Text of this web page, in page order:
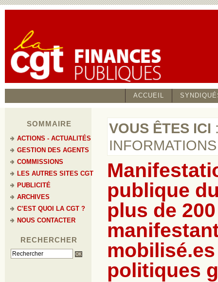
ACCUEIL
SOMMAIRE
ACTIONS - ACTUALITÉS
GESTION DES AGENTS
COMMISSIONS
LES AUTRES SITES CGT
PUBLICITÉ
ARCHIVES
C’EST QUOI LA CGT ?
NOUS CONTACTER
RECHERCHER
VOUS ÊTES ICI
publique
plus de
politiques